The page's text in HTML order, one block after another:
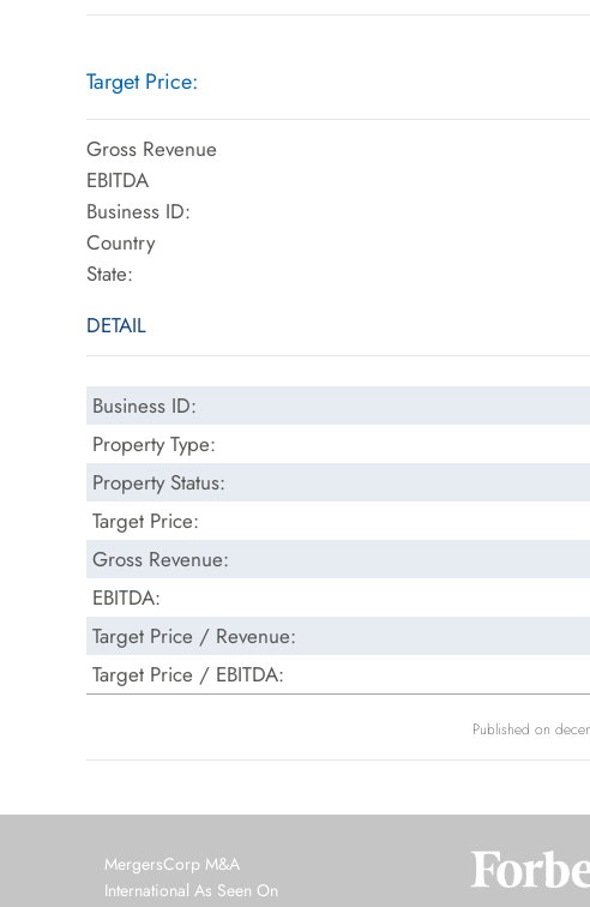
Target Price:
Gross Revenue
EBITDA
Business ID:
Country
State:
DETAIL
Business ID:
Property Type:
Property Status:
Target Price:
Gross Revenue:
EBITDA:
Target Price / Revenue:
Target Price / EBITDA:
Published on
MergersCorp M&A
International As Seen On